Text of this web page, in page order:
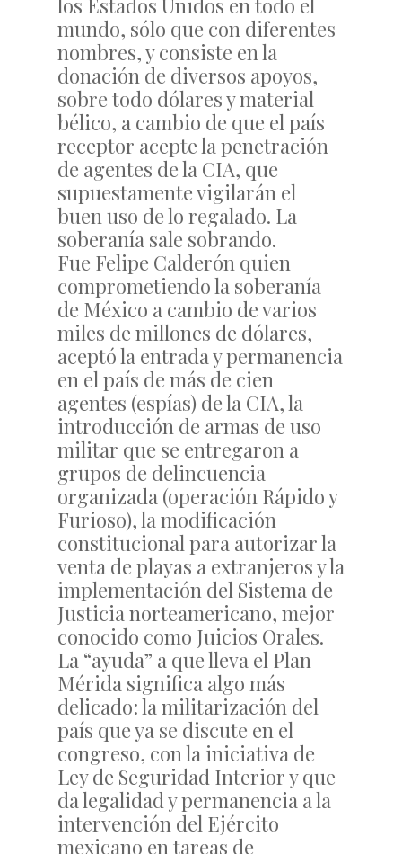
los Estados Unidos en todo el
mundo, sólo que con diferentes
nombres, y consiste en la
donación de diversos apoyos,
sobre todo dólares y material
bélico, a cambio de que el país
receptor acepte la penetración
de agentes de la CIA, que
supuestamente vigilarán el
buen uso de lo regalado. La
soberanía sale sobrando.
Fue Felipe Calderón quien
comprometiendo la soberanía
de México a cambio de varios
miles de millones de dólares,
aceptó la entrada y permanencia
en el país de más de cien
agentes (espías) de la CIA, la
introducción de armas de uso
militar que se entregaron a
grupos de delincuencia
organizada (operación Rápido y
Furioso), la modificación
constitucional para autorizar la
venta de playas a extranjeros y la
implementación del Sistema de
Justicia norteamericano, mejor
conocido como Juicios Orales.
La “ayuda” a que lleva el Plan
Mérida significa algo más
delicado: la militarización del
país que ya se discute en el
congreso, con la iniciativa de
Ley de Seguridad Interior y que
da legalidad y permanencia a la
intervención del Ejército
mexicano en tareas de